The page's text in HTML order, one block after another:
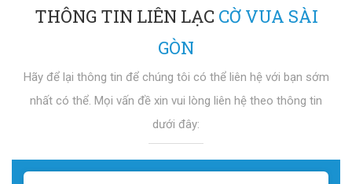
THÔNG TIN LIÊN LẠC CỜ VUA SÀI
GÒN
Hãy để lại thông tin để chúng tôi có thể liên hệ với bạn sớm
nhất có thể. Mọi vấn đề xin vui lòng liên hệ theo thông tin
dưới đây: